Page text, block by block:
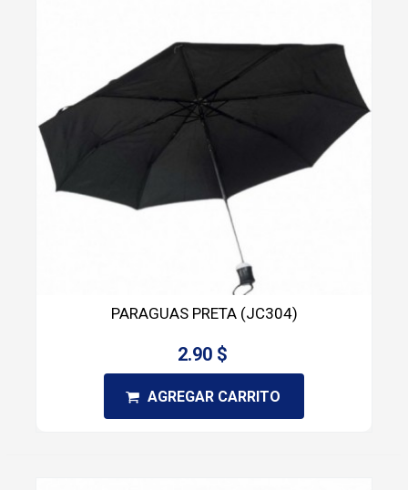
PARAGUAS PRETA (JC304)
2.90 $
AGREGAR CARRITO